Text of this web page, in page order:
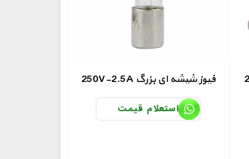
250V-2.5A فیوز شیشه ای بزرگ
استعلام قیمت